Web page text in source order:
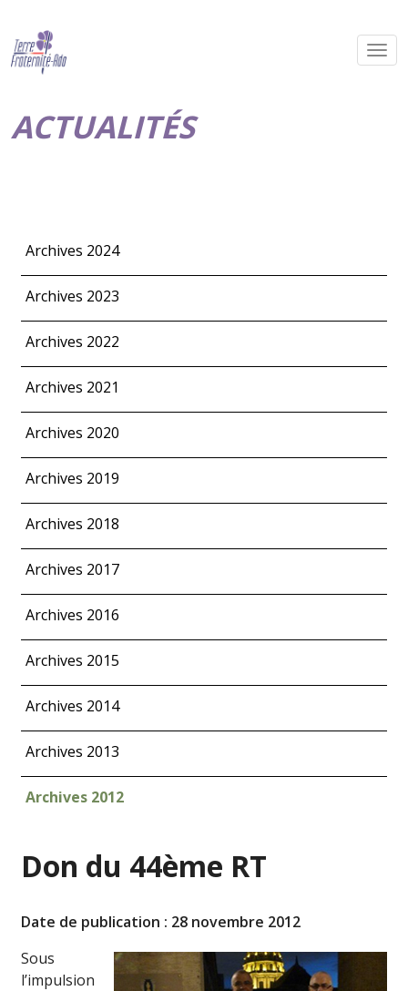
ACTUALITÉS
Archives 2024
Archives 2023
Archives 2022
Archives 2021
Archives 2020
Archives 2019
Archives 2018
Archives 2017
Archives 2016
Archives 2015
Archives 2014
Archives 2013
Archives 2012
Don du 44ème RT
Date de publication : 28 novembre 2012
Sous
l’impulsion